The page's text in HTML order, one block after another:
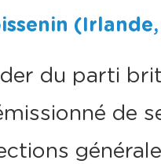
du parti
de